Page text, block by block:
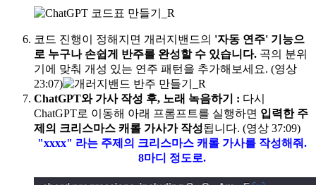
코드 진행이 정해지면 개러지밴드의 '자동 연주' 기능으
로 누구나 손쉽게 반주를 완성할 수 있습니다. 곡의 분위
기에 맞춰 개성 있는 연주 패턴을 추가해보세요. (영상
23:07)
ChatGPT와 가사 작성 후, 노래 녹음하기
: 다시
ChatGPT로 이동해 아래 프롬프트를 실행하면 입력한 주
제의 크리스마스 캐롤 가사가 작성됩니다. (영상 37:09)
"xxxx" 라는 주제의 크리스마스 캐롤 가사를 작성해줘.
8마디 정도로.